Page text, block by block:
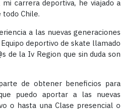
carrera deportiva, he viajado a
Chile.
a las nuevas generaciones
deportivo de skate llamado
de la Iv Region que sin duda son
de obtener beneficios para
puedo aportar a las nuevas
o hasta una Clase presencial o